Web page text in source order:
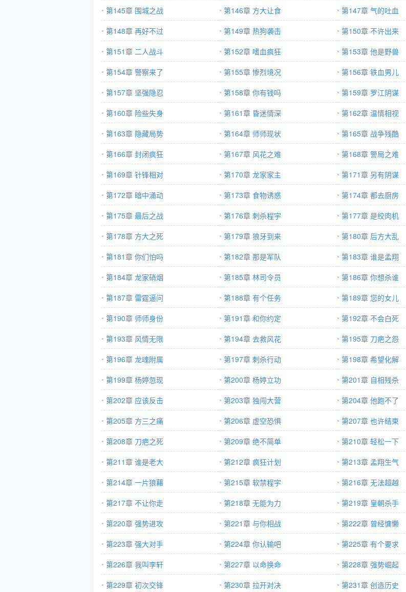
第145章 围城之战
第146章 方大让食
第147章 气的吐血
第148章 再好不过
第149章 热狗袭击
第150章 不许出来
第151章 二人战斗
第152章 嗜血疯狂
第153章 他是野兽
第154章 警察来了
第155章 惨烈境况
第156章 铁血男儿
第157章 坚强隐忍
第158章 你有钱吗
第159章 罗江阴谋
第160章 险些失身
第161章 昏迷情深
第162章 温情相视
第163章 隐藏局势
第164章 师师现状
第165章 战争残酷
第166章 封闭疯狂
第167章 风花之难
第168章 警局之难
第169章 针锋相对
第170章 龙家家主
第171章 另有阴谋
第172章 暗中涌动
第173章 食物诱惑
第174章 都去厨房
第175章 最后之战
第176章 刺杀程宇
第177章 是绞肉机
第178章 方大之死
第179章 狼牙到来
第180章 后方大乱
第181章 你们怕吗
第182章 那是军队
第183章 谁是孟翔
第184章 龙家硝烟
第185章 林司令员
第186章 你想杀谁
第187章 雷霆逼问
第188章 有个任务
第189章 您的女儿
第190章 师师身份
第191章 和你约定
第192章 不会白死
第193章 风情无限
第194章 去救风花
第195章 刀疤之怨
第196章 龙魂附属
第197章 刺杀行动
第198章 希望化解
第199章 杨婷忽现
第200章 杨婷立功
第201章 自相残杀
第202章 应该反击
第203章 独闯大营
第204章 他跑不了
第205章 方三之痛
第206章 虚空恐惧
第207章 也许结束
第208章 刀疤之死
第209章 绝不简单
第210章 轻松一下
第211章 谁是老大
第212章 疯狂计划
第213章 孟翔生气
第214章 一片狼藉
第215章 软禁程宇
第216章 无法超越
第217章 不让你走
第218章 无能为力
第219章 皇朝杀手
第220章 强势进攻
第221章 与你相战
第222章 曾经慵懒
第223章 强大对手
第224章 你认输吧
第225章 有个要求
第226章 我叫李轩
第227章 以命换命
第228章 强势崛起
第229章 初次交锋
第230章 拉开对决 第231章 创造历史